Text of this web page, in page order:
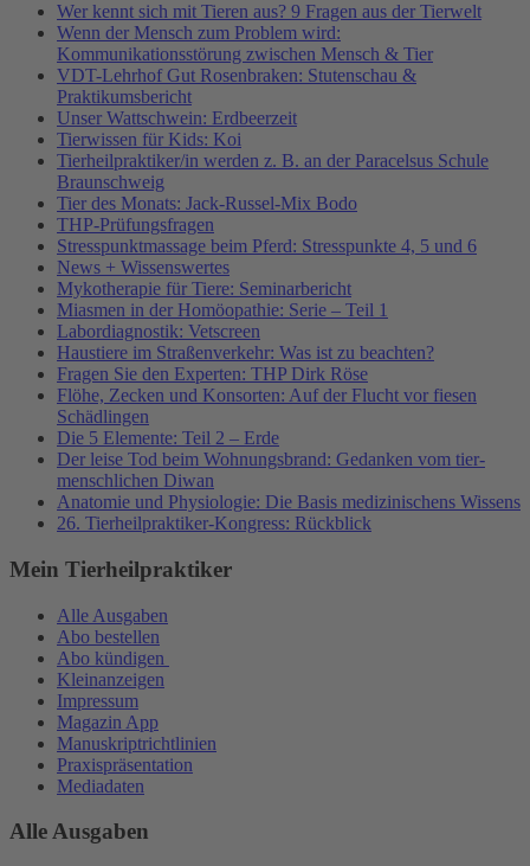
Wer kennt sich mit Tieren aus? 9 Fragen aus der Tierwelt
Wenn der Mensch zum Problem wird:
Kommunikationsstörung zwischen Mensch & Tier
VDT-Lehrhof Gut Rosenbraken: Stutenschau &
Praktikumsbericht
Unser Wattschwein: Erdbeerzeit
Tierwissen für Kids: Koi
Tierheilpraktiker/in werden z. B. an der Paracelsus Schule
Braunschweig
Tier des Monats: Jack-Russel-Mix Bodo
THP-Prüfungsfragen
Stresspunktmassage beim Pferd: Stresspunkte 4, 5 und 6
News + Wissenswertes
Mykotherapie für Tiere: Seminarbericht
Miasmen in der Homöopathie: Serie – Teil 1
Labordiagnostik: Vetscreen
Haustiere im Straßenverkehr: Was ist zu beachten?
Fragen Sie den Experten: THP Dirk Röse
Flöhe, Zecken und Konsorten: Auf der Flucht vor fiesen
Schädlingen
Die 5 Elemente: Teil 2 – Erde
Der leise Tod beim Wohnungsbrand: Gedanken vom tier-
menschlichen Diwan
Anatomie und Physiologie: Die Basis medizinischens Wissens
26. Tierheilpraktiker-Kongress: Rückblick
Mein Tierheilpraktiker
Alle Ausgaben
Abo bestellen
Abo kündigen
Kleinanzeigen
Impressum
Magazin App
Manuskriptrichtlinien
Praxispräsentation
Mediadaten
Alle Ausgaben